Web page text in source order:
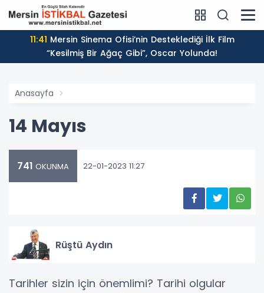
11:41
“Kesilmiş Bir Ağaç Gibi”, Oscar Yolunda!
Anasayfa
14 Mayıs
741 OKUNMA 22-01-2023 11:27
Rüştü Aydın
Tarihler sizin için önemlimi? Tarihi olgular